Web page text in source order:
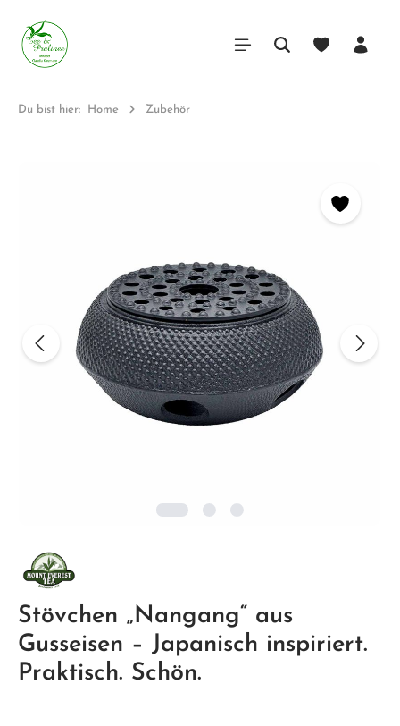
Du bist hier: Home Zubehör
Stövchen „Nangang“ aus
Gusseisen – Japanisch inspiriert.
Praktisch. Schön.